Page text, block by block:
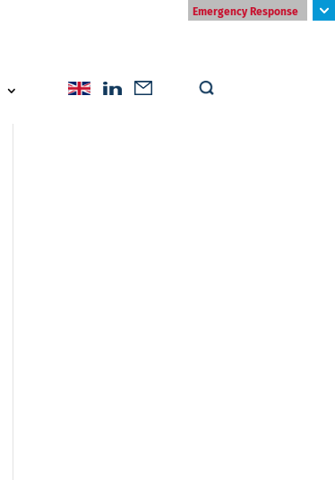
Emergency Response